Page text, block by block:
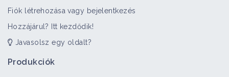
Fiók létrehozása vagy bejelentkezés
Hozzájárul? Itt kezdődik!
Javasolsz egy oldalt?
Produkciók